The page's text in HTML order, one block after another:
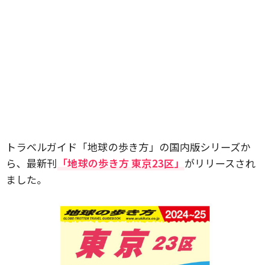
トラベルガイド「地球の歩き方」の国内版シリーズか
ら、最新刊 「地球の歩き方 東京23区」 がリリースされ
ました。